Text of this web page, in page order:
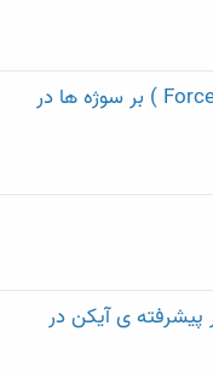
آموزش اعمال نیروهای طبیعی ( Forces ) بر سوژه ها در
ی آیکن در